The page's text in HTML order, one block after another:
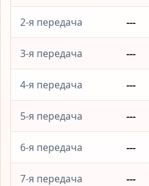
2-я передача ---
3-я передача ---
4-я передача ---
5-я передача ---
6-я передача ---
7-я передача ---